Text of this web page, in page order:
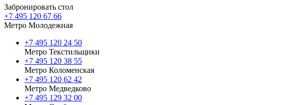
Забронировать стол
+7 495 120 67 66
Метро Молодежная
+7 495 120 24 50
Метро Текстильщики
+7 495 120 38 55
Метро Коломенская
‎+7 495 120 62 42
Метро Медведково
+7 495 129 32 00